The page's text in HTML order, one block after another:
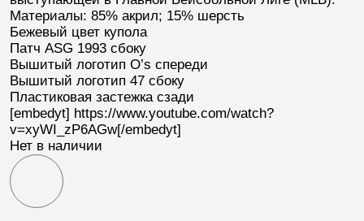
Материалы: 85% акрил; 15% шерсть
Бежевый цвет купола
Патч ASG 1993 сбоку
Вышитый логотип O’s спереди
Вышитый логотип 47сбоку
Пластиковая застежка сзади
[embedyt] https://www.youtube.com/watch?
v=xyWI_zP6AGw[/embedyt]
Нет в наличии